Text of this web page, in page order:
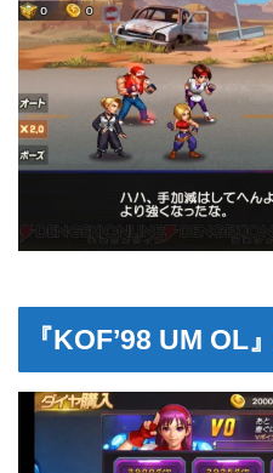
『KOF’98 UM OL